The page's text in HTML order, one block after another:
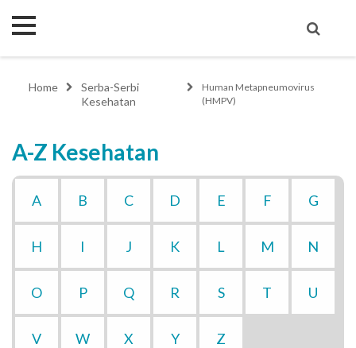
Home
Serba-Serbi
Kesehatan
Human Metapneumovirus
(HMPV)
A-Z Kesehatan
A B C D E F G
H I J K L M N
O P Q R S T U
V W X Y Z